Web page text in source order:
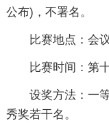
公布)，不署名。
比赛地点：会议
比赛时间：第
设奖方法：一
秀奖若干名。